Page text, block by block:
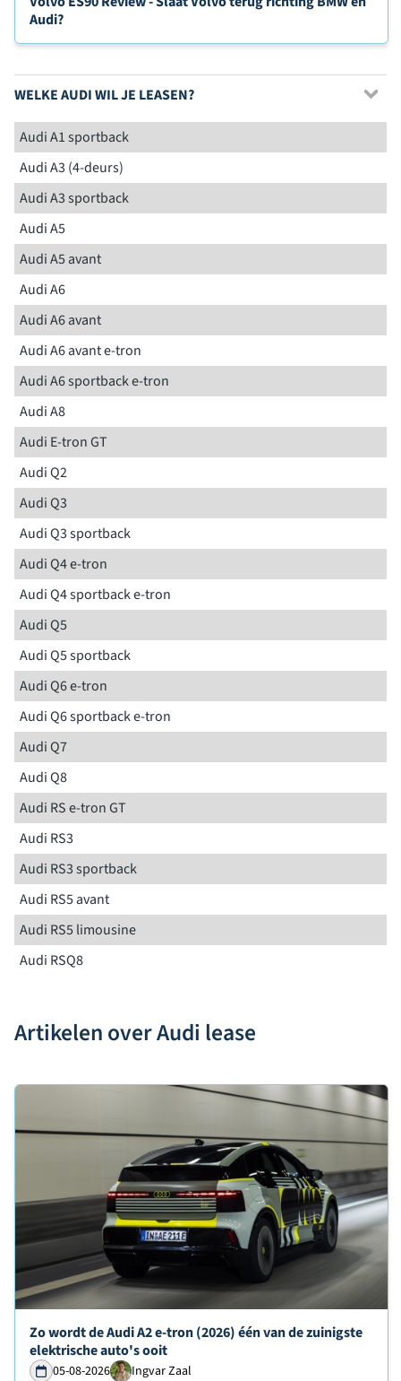
Audi?
WELKE AUDI WIL JE LEASEN?
Audi A1 sportback
Audi A3 (4-deurs)
Audi A3 sportback
Audi A5
Audi A5 avant
Audi A6
Audi A6 avant
Audi A6 avant e-tron
Audi A6 sportback e-tron
Audi A8
Audi E-tron GT
Audi Q2
Audi Q3
Audi Q3 sportback
Audi Q4 e-tron
Audi Q4 sportback e-tron
Audi Q5
Audi Q5 sportback
Audi Q6 e-tron
Audi Q6 sportback e-tron
Audi Q7
Audi Q8
Audi RS e-tron GT
Audi RS3
Audi RS3 sportback
Audi RS5 avant
Audi RS5 limousine
Audi RSQ8
Artikelen over Audi lease
Lees verder over
Zo wordt de Audi A2 e-tron (2026) één van de zuinigste
elektrische auto's ooit
05-08-2026 Ingvar Zaal